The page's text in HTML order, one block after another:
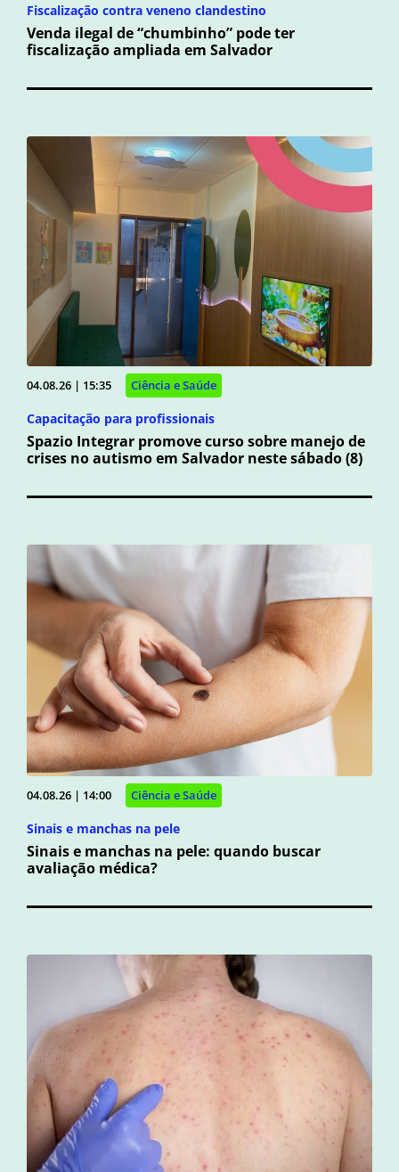
Fiscalização contra veneno clandestino
Venda ilegal de “chumbinho” pode ter
fiscalização ampliada em Salvador
04.08.26 | 15:35 Ciência e Saúde
Capacitação para profissionais
Spazio Integrar promove curso sobre manejo de
crises no autismo em Salvador neste sábado (8)
04.08.26 | 14:00 Ciência e Saúde
Sinais e manchas na pele
Sinais e manchas na pele: quando buscar
avaliação médica?